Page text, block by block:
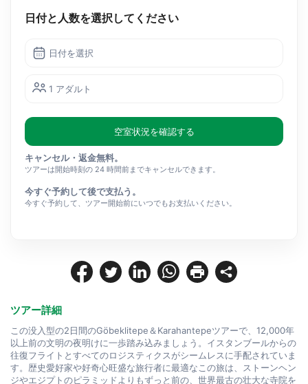
ツアー詳細
この没入型の2日間のGöbeklitepe＆Karahantepeツアーで、12,000年
以上前の文明の夜明けに一歩踏み込みましょう。イスタンブールからの
往復フライトとすべてのロジスティクスがシームレスに手配されていま
す。歴史愛好家や好奇心旺盛な旅行者に最適なこの旅は、ストーンヘン
ジやエジプトのピラミッドよりもずっと前の、世界最古の壮大な寺院を
日付と人数を選択してください
日付を選択
1 アダルト
空室状況を確認する
キャンセル・返金無料。
ツアーは開始時刻の 24 時間前までキャンセルできます。
今すぐ予約して後で支払う。
今すぐ予約して、ツアー開始前にいつでもお支払いください。